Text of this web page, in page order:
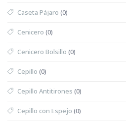
Caseta Pájaro (0)
Cenicero (0)
Cenicero Bolsillo (0)
Cepillo (0)
Cepillo Antitirones (0)
Cepillo con Espejo (0)